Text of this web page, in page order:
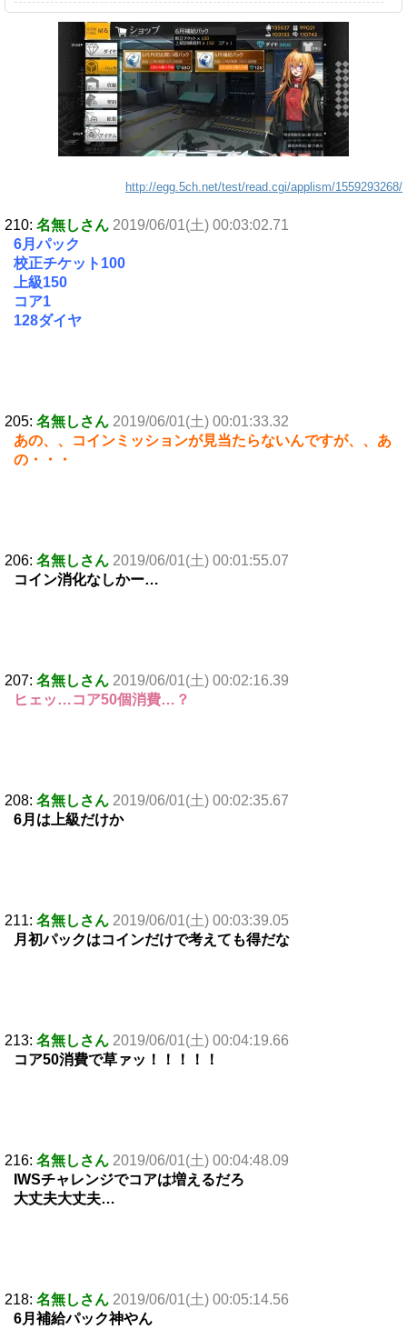
http://egg.5ch.net/test/read.cgi/applism/1559293268/
210: 名無しさん 2019/06/01(土) 00:03:02.71
6月パック
校正チケット100
上級150
コア1
128ダイヤ
205: 名無しさん 2019/06/01(土) 00:01:33.32
あの、、コインミッションが見当たらないんですが、、あ
の・・・
206: 名無しさん 2019/06/01(土) 00:01:55.07
コイン消化なしかー…
207: 名無しさん 2019/06/01(土) 00:02:16.39
ヒェッ…コア50個消費…？
208: 名無しさん 2019/06/01(土) 00:02:35.67
6月は上級だけか
211: 名無しさん 2019/06/01(土) 00:03:39.05
月初パックはコインだけで考えても得だな
213: 名無しさん 2019/06/01(土) 00:04:19.66
コア50消費で草ァッ！！！！！
216: 名無しさん 2019/06/01(土) 00:04:48.09
IWSチャレンジでコアは増えるだろ
大丈夫大丈夫…
218: 名無しさん 2019/06/01(土) 00:05:14.56
6月補給パック神やん